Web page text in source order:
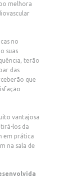
melhora
no
suas
terão
das
que
vantajosa
los da
em prática
na sala de